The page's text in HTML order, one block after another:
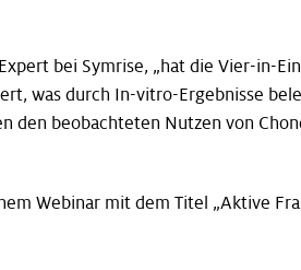
bei Symrise, „hat die Vier-in-
was durch In-vitro-Ergebnisse
den beobachteten Nutzen von
Webinar mit dem Titel „Aktive